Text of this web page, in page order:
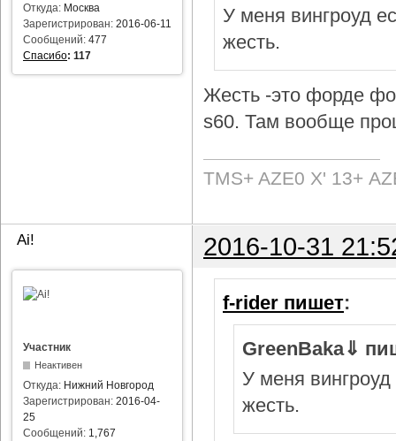
Откуда: Москва
Зарегистрирован: 2016-06-11
Сообщений: 477
Спасибо: 117
У меня вингроуд
жесть.
Жесть -это форде
s60. Там вообще
TMS+ AZE0 Х' 13+
Ai! 2016-10-31
Участник
Неактивен
Откуда: Нижний Новгород
Зарегистрирован: 2016-04-
25
Сообщений: 1,767
f-rider пишет:
GreenBaka⇓
У меня вингроуд
жесть.